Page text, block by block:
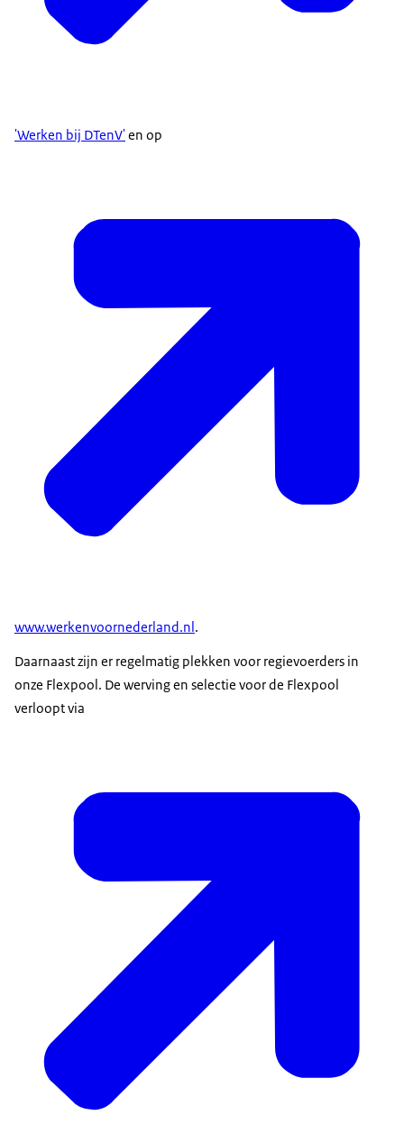
'Werken bij DTenV'en op
www.werkenvoornederland.nl.
Daarnaast zijn er regelmatig plekken voor regievoerders in
onze Flexpool. De werving en selectie voor de Flexpool
verloopt via